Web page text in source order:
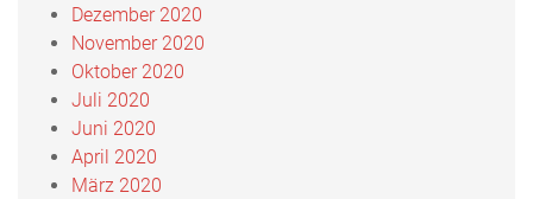
Dezember 2020
November 2020
Oktober 2020
Juli 2020
Juni 2020
April 2020
März 2020